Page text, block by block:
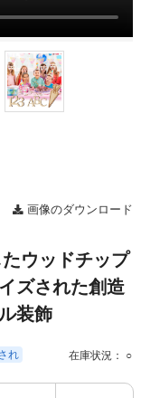
画像のダウンロード
ウッドチップ
ズされた創造
装飾
れ 在庫状況： ○